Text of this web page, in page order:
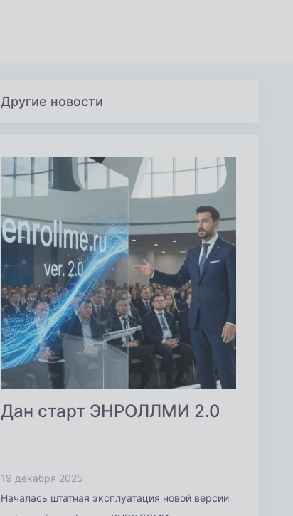
Другие новости
Дан старт ЭНРОЛЛМИ 2.0
19 декабря 2025
Началась штатная эксплуатация новой версии